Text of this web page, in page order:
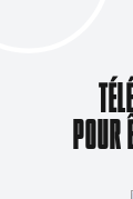
POUR